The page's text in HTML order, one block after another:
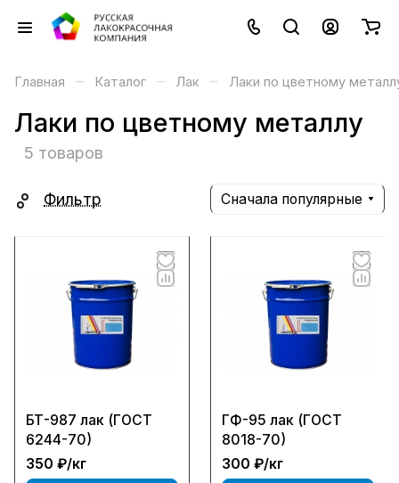
Главная – Каталог – Лак – Лаки по цветному
Лаки по цветному металлу
5 товаров
Фильтр Сначала популярные
БТ-987 лак (ГОСТ
6244-70)
350 ₽/кг
ГФ-95 лак (ГОСТ
8018-70)
300 ₽/кг